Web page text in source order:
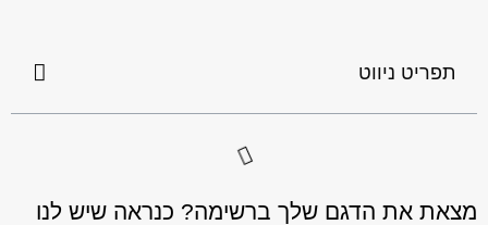
תפריט ניווט
מצאת את הדגם שלך ברשימה? כנראה שיש לנו